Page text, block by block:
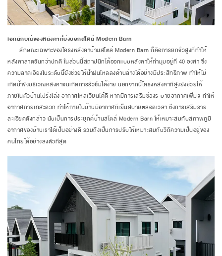
เอกลักษณ์ของหลังคาที่บ่งบอกสไตล์ Modern Barn
ลักษณะเฉพาะของโครงหลังคาบ้านสไตล์ Modern Barn ก็คือการยกจั่วสูงที่ทำให้
หลังคาลาดชันกว่าปกติ ในส่วนนี้สถาปนิกได้ออกแบบหลังคาให้ทำมุมอยู่ที่ 40 องศา ซึ่ง
ความลาดเอียงในระดับนี้ยังช่วยให้น้ำฝนไหลลงด้านล่างได้อย่างมีประสิทธิภาพ ทำให้ไม่
เกิดน้ำขังบริเวณหลังคาจนเกิดการรั่วซึมได้ง่าย นอกจากนี้โครงหลังคาที่สูงยังช่วยให้
ภายในตัวบ้านโปร่งโล่ง อากาศไหลเวียนได้ดี หากมีการเสริมช่องระบายอากาศเพิ่มจะทำให้
อากาศถ่ายเทสะดวก ทำให้ภายในบ้านมีอากาศที่เย็นสบายตลอดเวลา ซึ่งการเสริมราย
ละเอียดดังกล่าว นับเป็นการประยุกต์บ้านสไตล์ Modern Barn ให้เหมาะสมกับสภาพภูมิ
อากาศของบ้านเราได้เป็นอย่างดี รวมถึงเป็นการปรับให้เหมาะสมกับวิถีความเป็นอยู่ของ
คนไทยได้อย่างลงตัวที่สุด